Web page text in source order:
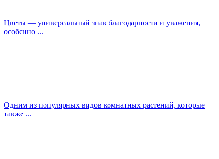
Цветы — универсальный знак благодарности и уважения,
особенно ...
Одним из популярных видов комнатных растений, которые
также ...